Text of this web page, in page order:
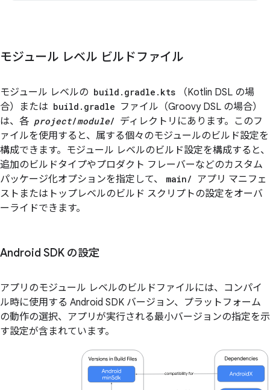
モジュール レベル ビルドファイル
モジュール レベルの build.gradle.kts
（Kotlin DSL の場
合）または build.gradle ファイル（Groovy DSL の場合）
は、各 project/module/ ディレクトリにあります。このフ
ァイルを使用すると、属する個々のモジュールのビルド設定を
構成できます。モジュール レベルのビルド設定を構成すると、
追加のビルドタイプやプロダクト フレーバーなどのカスタム
パッケージ化オプションを指定して、
main/ アプリ マニフェ
ストまたはトップレベルのビルド スクリプトの設定をオーバ
ーライドできます。
Android SDK の設定
アプリのモジュール レベルのビルドファイルには、コンパイ
ル時に使用する Android SDK バージョン、プラットフォーム
の動作の選択、アプリが実行される最小バージョンの指定を示
す設定が含まれています。